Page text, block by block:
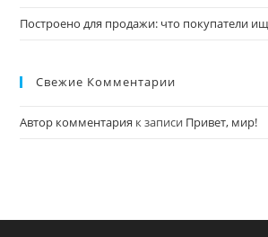
Построено для продажи: что покупатели
Свежие Комментарии
Автор комментария к записи Привет, мир!